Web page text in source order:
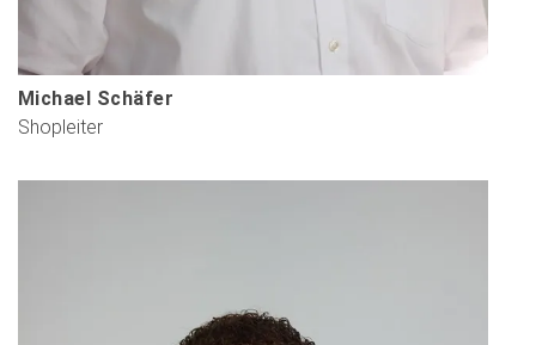
Michael Schäfer
Shopleiter